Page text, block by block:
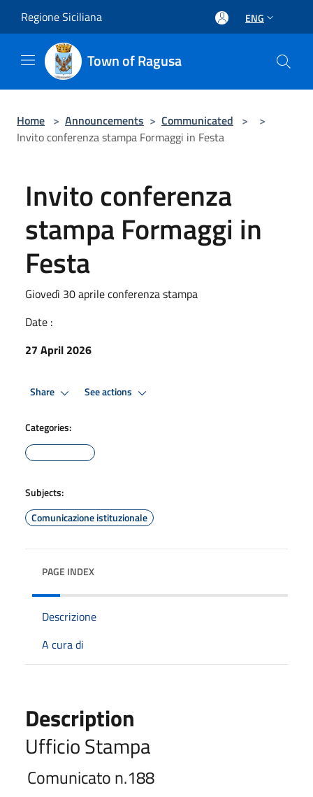
Regione Siciliana ENG
Town of Ragusa
Home > Announcements > Communicated >
>
Invito conferenza stampa Formaggi in Festa
Invito conferenza
stampa Formaggi in
Festa
Giovedì 30 aprile conferenza stampa
Date :
27 April 2026
Share See actions
Categories:
Subjects:
Comunicazione istituzionale
PAGE INDEX
Descrizione
A cura di
Description
Ufficio Stampa
Comunicato n.188